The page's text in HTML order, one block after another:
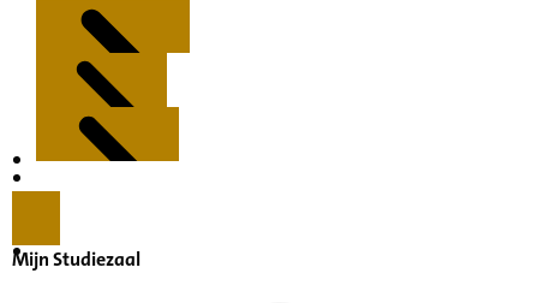
Inventaris
Mijn Studiezaal